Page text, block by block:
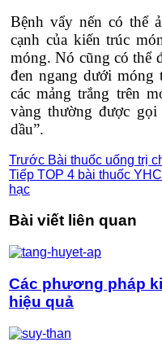
Bệnh vẩy nến có thể
cạnh của kiến ​​trúc
móng. Nó cũng có thể
đen ngang dưới móng
các mảng trắng trên
vàng thường được gọi
dầu”.
Trước Bài thuốc uống trị
Tiếp TOP 4 bài thuốc
hạc
Bài viết liên quan
Các phương pháp
hiệu quả